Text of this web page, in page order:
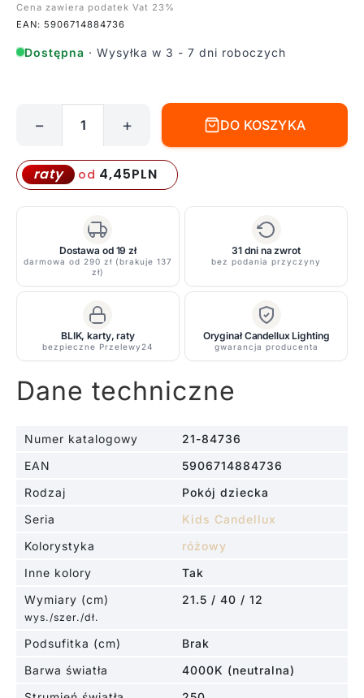
Cena zawiera podatek Vat 23%
EAN: 5906714884736
Dostępna · Wysyłka w 3 - 7 dni roboczych
kinkiet
Bird
LED
praktyczną
półką
− + DO KOSZYKA
raty od 4,45PLN
Dostawa od 19 zł
darmowa od 290 zł (brakuje 137
zł)
31 dni na zwrot
bez podania przyczyny
BLIK, karty, raty
bezpieczne Przelewy24
Oryginał Candellux Lighting
gwarancja producenta
Dane techniczne
Numer katalogowy
21-84736
EAN
5906714884736
Rodzaj
Pokój dziecka
Seria
Kids Candellux
Kolorystyka
różowy
Inne kolory
Tak
Wymiary (cm)
wys./szer./dł.
21.5 / 40 / 12
Podsufitka (cm)
Brak
Barwa światła
4000K (neutralna)